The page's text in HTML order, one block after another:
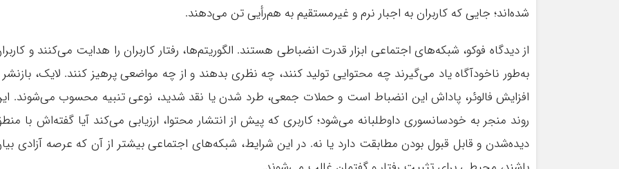
شده‌اند؛ جایی که کاربران به اجبار نرم و غیرمستقیم به هم‌رأیی تن می‌دهند.
از دیدگاه فوکو، شبکه‌های اجتماعی ابزار قدرت انضباطی هستند. الگوریتم‌ها، رفتار کاربران را هدایت می‌کنند و
به‌طور ناخودآگاه یاد می‌گیرند چه محتوایی تولید کنند، چه نظری بدهند و از چه مواضعی پرهیز کنند. لایک،
افزایش فالوئر، پاداش این انضباط است و حملات جمعی، طرد شدن یا نقد شدید، نوعی تنبیه محسوب می‌شوند.
روند منجر به خودسانسوری داوطلبانه می‌شود؛ کاربری که پیش از انتشار محتوا، ارزیابی می‌کند آیا گفته‌اش با
دیده‌شدن و قابل قبول بودن مطابقت دارد یا نه. در این شرایط، شبکه‌های اجتماعی بیشتر از آن که عرصه آزادی